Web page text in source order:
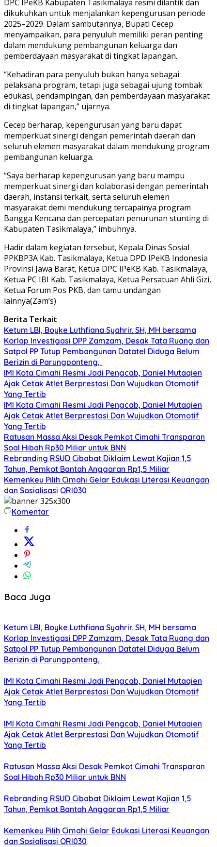
DPC IPeKB Kabupaten Tasikmalaya resmi dilantik dan
dikukuhkan untuk menjalankan kepengurusan periode
2025–2029. Dalam sambutannya, Bupati Cecep
menyampaikan, para penyuluh memiliki peran penting
dalam mendukung pembangunan keluarga dan
pemberdayaan masyarakat di tingkat lapangan.
“Kehadiran para penyuluh bukan hanya sebagai
pelaksana program, tetapi juga sebagai ujung tombak
edukasi, pendampingan, dan pemberdayaan masyarakat
di tingkat lapangan,” ujarnya.
Cecep berharap, kepengurusan yang baru dapat
memperkuat sinergi dengan pemerintah daerah dan
seluruh elemen masyarakat dalam mendukung program
pembangunan keluarga.
“Saya berharap kepengurusan yang baru mampu
memperkuat sinergi dan kolaborasi dengan pemerintah
daerah, instansi terkait, serta seluruh elemen
masyarakat demi mendukung tercapainya program
Bangga Kencana dan percepatan penurunan stunting di
Kabupaten Tasikmalaya,” imbuhnya.
Hadir dalam kegiatan tersebut, Kepala Dinas Sosial
PPKBP3A Kab. Tasikmalaya, Ketua DPD IPeKB Indonesia
Provinsi Jawa Barat, Ketua DPC IPeKB Kab. Tasikmalaya,
Ketua PC IBI Kab. Tasikmalaya, Ketua Persatuan Ahli Gizi,
Ketua Forum Pos PKB, dan tamu undangan
lainnya(Zam’s)
Berita Terkait
Ketum LBI, Boyke Luthfiana Syahrir. SH, MH bersama
Korlap Investigasi DPP Zamzam, Desak Tata Ruang dan
Satpol PP Tutup Pembangunan Datatel Diduga Belum
Berizin di Parungponteng,
IMI Kota Cimahi Resmi Jadi Pengcab, Daniel Mutaqien
Ajak Cetak Atlet Berprestasi Dan Wujudkan Otomotif
Yang Tertib
IMI Kota Cimahi Resmi Jadi Pengcab, Daniel Mutaqien
Ajak Cetak Atlet Berprestasi Dan Wujudkan Otomotif
Yang Tertib
Ratusan Massa Aksi Desak Pemkot Cimahi Transparan
Soal Hibah Rp30 Miliar untuk BNN
Rebranding RSUD Cibabat Diklaim Lewat Kajian 1,5
Tahun, Pemkot Bantah Anggaran Rp1,5 Miliar
Kemenkeu Pilih Cimahi Gelar Edukasi Literasi Keuangan
dan Sosialisasi ORI030
Komentar
Baca Juga
Ketum LBI, Boyke Luthfiana Syahrir. SH, MH bersama
Korlap Investigasi DPP Zamzam, Desak Tata Ruang dan
Satpol PP Tutup Pembangunan Datatel Diduga Belum
Berizin di Parungponteng,
IMI Kota Cimahi Resmi Jadi Pengcab, Daniel Mutaqien
Ajak Cetak Atlet Berprestasi Dan Wujudkan Otomotif
Yang Tertib
IMI Kota Cimahi Resmi Jadi Pengcab, Daniel Mutaqien
Ajak Cetak Atlet Berprestasi Dan Wujudkan Otomotif
Yang Tertib
Ratusan Massa Aksi Desak Pemkot Cimahi Transparan
Soal Hibah Rp30 Miliar untuk BNN
Rebranding RSUD Cibabat Diklaim Lewat Kajian 1,5
Tahun, Pemkot Bantah Anggaran Rp1,5 Miliar
Kemenkeu Pilih Cimahi Gelar Edukasi Literasi Keuangan
dan Sosialisasi ORI030